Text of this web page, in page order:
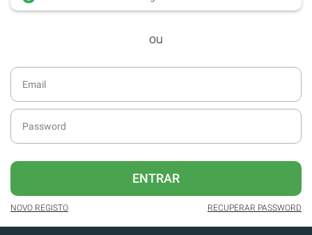
desde dezembro de 2016.
Acesso ao formato digital da SÁBADO
SÁBADO.
diário da atualidade.
publicidade reduzida e não invasiva
no site.
Possibilidade de ler e/ou ouvir artigos.
Ofertas e descontos em produtos,
serviços, eventos desportivos e
ou
ENTRAR
NOVO REGISTO RECUPERAR PASSWORD